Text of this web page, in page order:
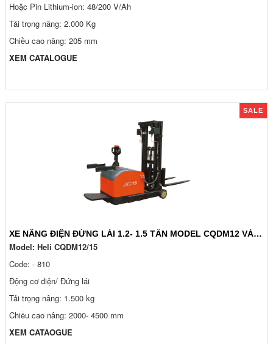
Hoặc Pin Lithium-ion: 48/200 V/Ah
Tải trọng nâng: 2.000 Kg
Chiều cao nâng: 205 mm
XEM CATALOGUE
SALE
XE NÂNG ĐIỆN ĐỨNG LÁI 1.2- 1.5 TẤN MODEL CQDM12 VÀ CQDM15
Model: Heli CQDM12/15
Code: - 810
Động cơ điện/ Đứng lái
Tải trọng nâng: 1.500 kg
Chiều cao nâng: 2000- 4500 mm
XEM CATAOGUE